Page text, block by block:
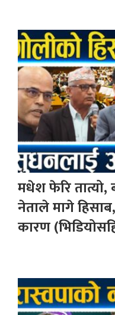
मधेश फेरि
नेताले मागे
कारण